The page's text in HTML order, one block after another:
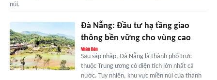
núi.
Đà Nẵng: Đầu tư hạ tầng giao
thông bền vững cho vùng cao
Sau sáp nhập, Đà Nẵng là thành phố trực
thuộc Trung ương có diện tích lớn nhất cả
nước. Tuy nhiên, khu vực miền núi của thành